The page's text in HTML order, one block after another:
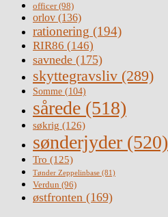
officer(98)
orlov (136)
rationering (194)
RIR86 (146)
savnede (175)
skyttegravsliv (289)
Somme (104)
sårede (518)
søkrig (126)
sønderjyder (520)
Tro (125)
Tønder Zeppelinbase (81)
Verdun (96)
østfronten (169)